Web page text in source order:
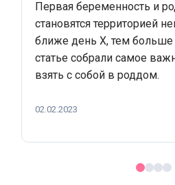
Первая беременность и
становятся территорией
ближе день Х, тем больше
статье собрали самое
взять с собой в роддом.
02.02.2023